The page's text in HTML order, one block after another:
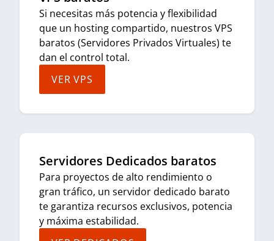
Si necesitas más potencia y flexibilidad
que un hosting compartido, nuestros VPS
baratos (Servidores Privados Virtuales) te
dan el control total.
VER VPS
Servidores Dedicados baratos
Para proyectos de alto rendimiento o
gran tráfico, un servidor dedicado barato
te garantiza recursos exclusivos, potencia
y máxima estabilidad.